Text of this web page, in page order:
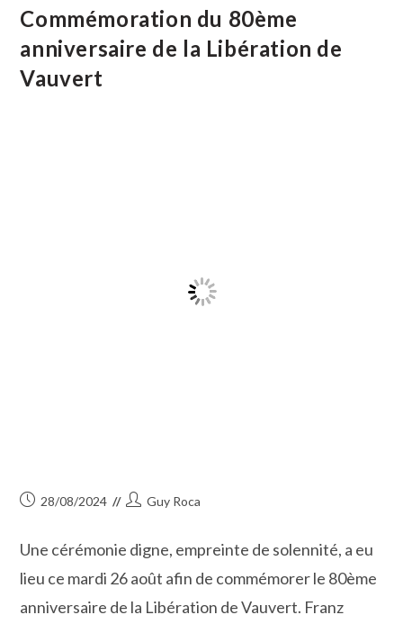
Réhabilitée
Et
À
La
Commémoration du 80ème
anniversaire de la Libération de
Vauvert
Publication
28/08/2024
Auteur/autrice
publication :
Guy Roca
Une cérémonie digne, empreinte de solennité, a eu
lieu ce mardi 26 août afin de commémorer le 80ème
anniversaire de la Libération de Vauvert. Franz